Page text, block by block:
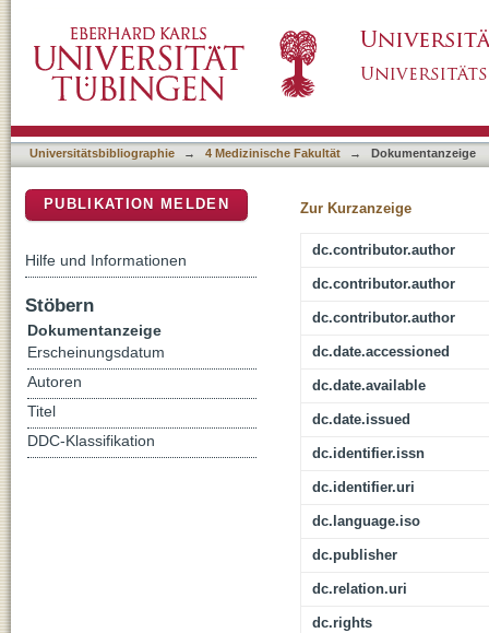
Humans - A Diffusion Tensor Imaging Study
Universitätsbibliographie → 4 Medizinische Fakultät → Dokumentanzeige
Zur Kurzanzeige
dc.contributor.author
dc.contributor.author
dc.contributor.author
dc.date.accessioned
dc.date.available
dc.date.issued
dc.identifier.issn
dc.identifier.uri
dc.language.iso
dc.publisher
dc.relation.uri
dc.rights
PUBLIKATION MELDEN
Hilfe und Informationen
Stöbern
Dokumentanzeige
Erscheinungsdatum
Autoren
Titel
DDC-Klassifikation